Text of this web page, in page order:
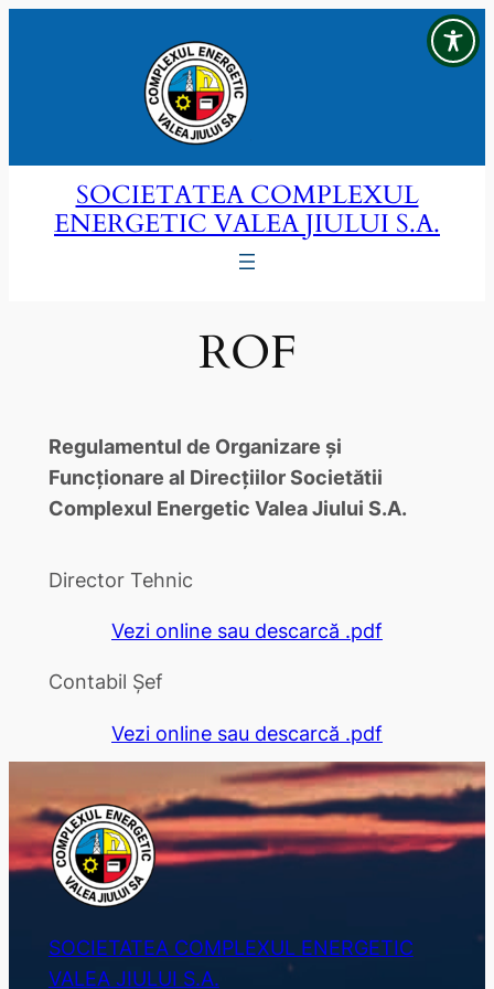
SOCIETATEA COMPLEXUL
ENERGETIC VALEA JIULUI S.A.
ROF
Regulamentul de Organizare și
Funcționare al Direcțiilor Societătii
Complexul Energetic Valea Jiului S.A.
Director Tehnic
Vezi online sau descarcă .pdf
Contabil Șef
Vezi online sau descarcă .pdf
SOCIETATEA COMPLEXUL ENERGETIC
VALEA JIULUI S.A.